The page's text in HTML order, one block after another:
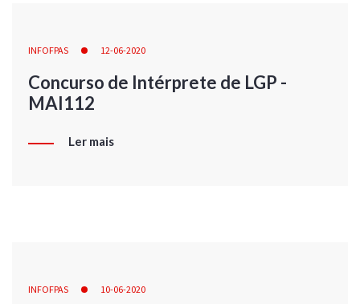
INFOFPAS 12-06-2020
Concurso de Intérprete de LGP -
MAI112
Ler mais
INFOFPAS 10-06-2020